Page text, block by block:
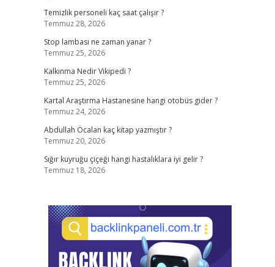
Temizlik personeli kaç saat çalışır ?
Temmuz 28, 2026
Stop lambası ne zaman yanar ?
Temmuz 25, 2026
Kalkınma Nedir Vikipedi ?
Temmuz 25, 2026
Kartal Araştırma Hastanesine hangi otobüs gider ?
Temmuz 24, 2026
Abdullah Öcalan kaç kitap yazmıştır ?
Temmuz 20, 2026
Sığır kuyruğu çiçeği hangi hastalıklara iyi gelir ?
Temmuz 18, 2026